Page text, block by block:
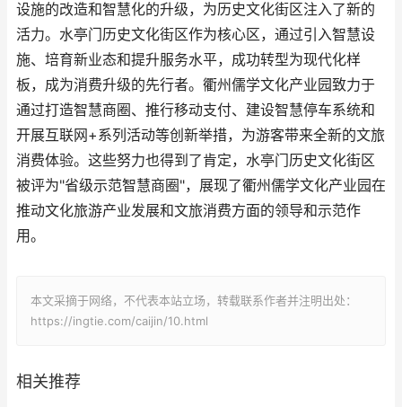
设施的改造和智慧化的升级，为历史文化街区注入了新的
活力。水亭门历史文化街区作为核心区，通过引入智慧设
施、培育新业态和提升服务水平，成功转型为现代化样
板，成为消费升级的先行者。衢州儒学文化产业园致力于
通过打造智慧商圈、推行移动支付、建设智慧停车系统和
开展互联网+系列活动等创新举措，为游客带来全新的文旅
消费体验。这些努力也得到了肯定，水亭门历史文化街区
被评为"省级示范智慧商圈"，展现了衢州儒学文化产业园在
推动文化旅游产业发展和文旅消费方面的领导和示范作
用。
本文采摘于网络，不代表本站立场，转载联系作者并注明出处：
https://ingtie.com/caijin/10.html
相关推荐